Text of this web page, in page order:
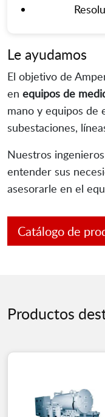
Le ayudamos
El objetivo de
en equipos de
mano y equipos de
subestaciones,
Nuestros
entender sus
asesorarle en el
Catálogo de
Productos